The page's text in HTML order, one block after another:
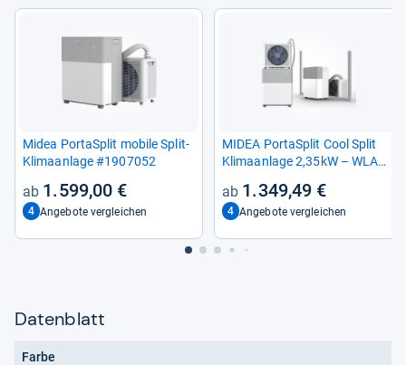
Midea Por­taSp­lit mobile Split-​
Kli­ma­an­lage #1907052
1.599,00 €
4 Angebote vergleichen
MIDEA Por­taSp­lit Cool Split
Kli­ma­an­lage 2,35kW – WLAN-​
1.349,49 €
4 Angebote vergleichen
Datenblatt
Farbe